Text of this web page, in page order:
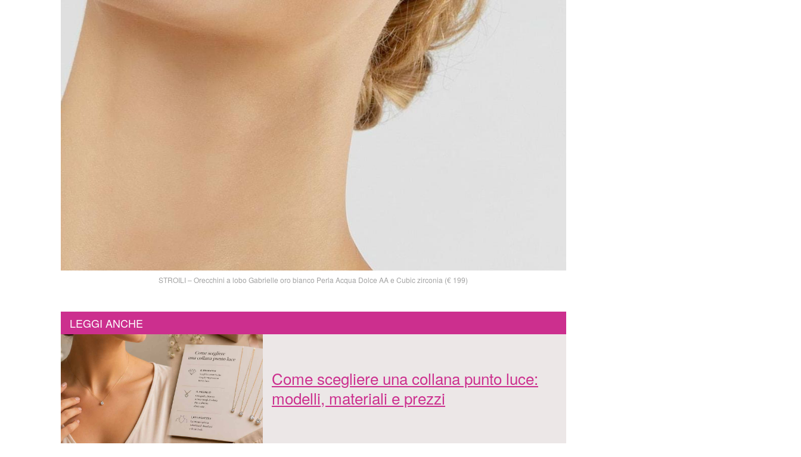
STROILI – Orecchini a lobo Gabrielle oro bianco Perla Acqua Dolce AA e Cubic zirconia (€ 199)
LEGGI ANCHE
Come scegliere una collana punto luce:
modelli, materiali e prezzi